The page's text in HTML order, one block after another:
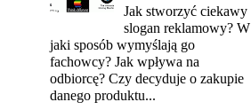
Jak stworzyć ciekawy
slogan reklamowy? W
jaki sposób wymyślają go
fachowcy? Jak wpływa na
odbiorcę? Czy decyduje o zakupie
danego produktu...